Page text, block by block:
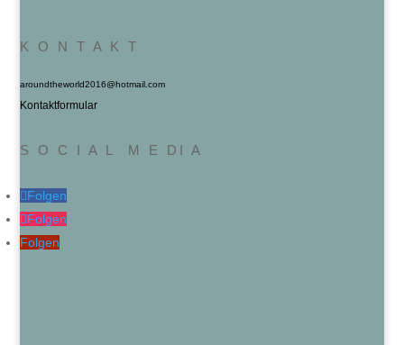
K O N T A K T
aroundtheworld2016@hotmail.com
Kontaktformular
S O C I A L M E DI A
Folgen
Folgen
Folgen